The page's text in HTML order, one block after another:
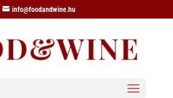
info@foodandwine.hu